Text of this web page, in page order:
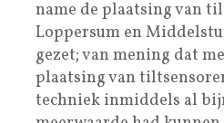
name de plaatsing van
Loppersum en
gezet; van mening dat
plaatsing van
techniek inmiddels al